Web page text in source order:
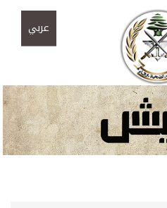
عربي